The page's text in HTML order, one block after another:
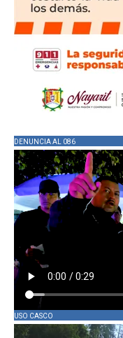
DENUNCIA AL 086
USO CASCO